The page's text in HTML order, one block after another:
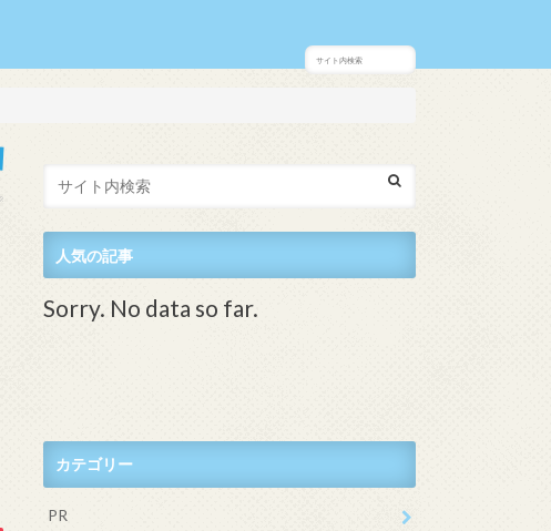
人気の記事
Sorry. No data so far.
カテゴリー
PR